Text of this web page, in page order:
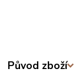
Původ zboží